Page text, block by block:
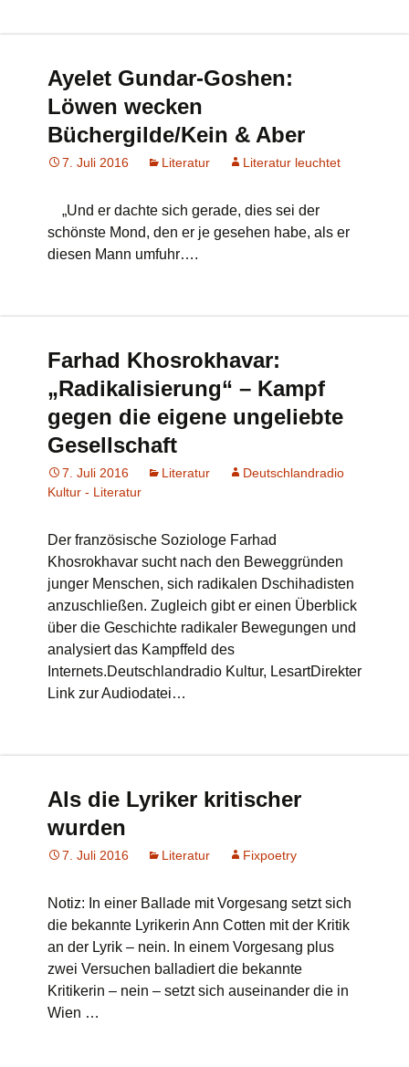
Ayelet Gundar-Goshen:
Löwen wecken
Büchergilde/Kein & Aber
7. Juli 2016 Literatur Literatur leuchtet
„Und er dachte sich gerade, dies sei der
schönste Mond, den er je gesehen habe, als er
diesen Mann umfuhr….
Farhad Khosrokhavar:
„Radikalisierung“ – Kampf
gegen die eigene ungeliebte
Gesellschaft
7. Juli 2016 Literatur
Deutschlandradio
Kultur - Literatur
Der französische Soziologe Farhad
Khosrokhavar sucht nach den Beweggründen
junger Menschen, sich radikalen Dschihadisten
anzuschließen. Zugleich gibt er einen Überblick
über die Geschichte radikaler Bewegungen und
analysiert das Kampffeld des
Internets.Deutschlandradio Kultur, LesartDirekter
Link zur Audiodatei…
Als die Lyriker kritischer
wurden
7. Juli 2016 Literatur Fixpoetry
Notiz: In einer Ballade mit Vorgesang setzt sich
die bekannte Lyrikerin Ann Cotten mit der Kritik
an der Lyrik – nein. In einem Vorgesang plus
zwei Versuchen balladiert die bekannte
Kritikerin – nein – setzt sich auseinander die in
Wien …